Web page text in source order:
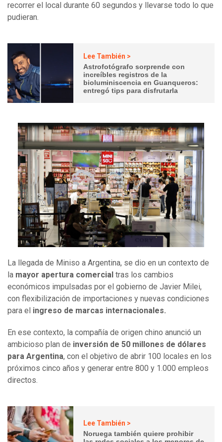
recorrer el local durante 60 segundos y llevarse todo lo que
pudieran.
Lee También >
Astrofotógrafo sorprende con
increíbles registros de la
bioluminiscencia en Guanqueros:
entregó tips para disfrutarla
La llegada de Miniso a Argentina, se dio en un contexto de
la mayor apertura comercial tras los cambios
económicos impulsadas por el gobierno de Javier Milei,
con flexibilización de importaciones y nuevas condiciones
para el ingreso de marcas internacionales.
En ese contexto, la compañía de origen chino anunció un
ambicioso plan de inversión de 50 millones de dólares
para Argentina, con el objetivo de abrir 100 locales en los
próximos cinco años y generar entre 800 y 1.000 empleos
directos.
Lee También >
Noruega también quiere prohibir